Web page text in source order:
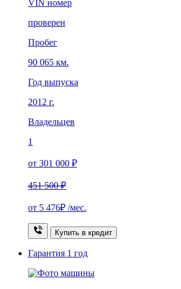
VIN номер
проверен
Пробег
90 065 км.
Год выпуска
2012 г.
Владельцев
1
от 301 000 ₽
451 500 ₽
от 5 476₽ /мес.
Купить в кредит
Гарантия 1 год